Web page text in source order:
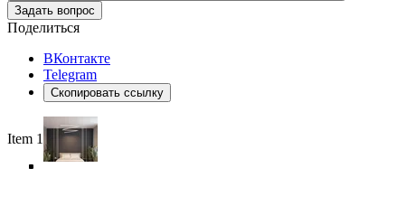
Задать вопрос
Поделиться
ВКонтакте
Telegram
Скопировать ссылку
Item 1 of 6